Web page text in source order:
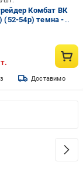
Комбат ВК
(52-54р) темна -
Доставимо